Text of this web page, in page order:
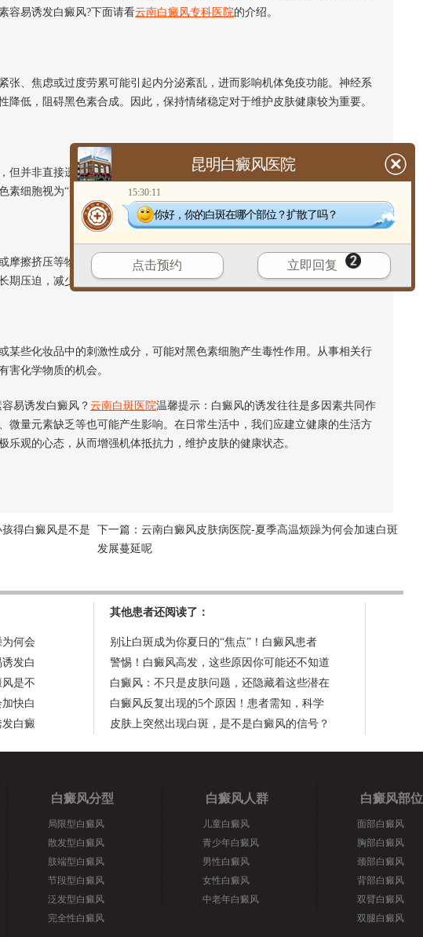
容易诱发白癜风?下面请看云南白癜风专科医院的介绍。
、焦虑或过度劳累可能引起内分泌紊乱，进而影响机体免疫功能。神经系
降低，阻碍黑色素合成。因此，保持情绪稳定对于维护皮肤健康较为重要。
并非直接遗传。自身免疫系统异常攻击黑色素细胞是发病的关键环节。当
素细胞视为“外来物”进行排斥，从而导致皮肤色素脱失。
擦挤压等物理损伤，可能诱发同形反应，导致受损部位出现白斑。日常中
期压迫，减少物理刺激对黑色素细胞的损害。
些化妆品中的刺激性成分，可能对黑色素细胞产生毒性作用。从事相关行
害化学物质的机会。
易诱发白癜风？ 云南白斑医院温馨提示：白癜风的诱发往往是多因素共同作
微量元素缺乏等也可能产生影响。在日常生活中，我们应建立健康的生活方
乐观的心态，从而增强机体抵抗力，维护皮肤的健康状态。
得白癜风是不是
下一篇： 云南白癜风皮肤病医院-夏季高温烦躁为何会加速白斑
发展蔓延呢
何会
发白
是不
快白
白癜
其他患者还阅读了：
别让白斑成为你夏日的“焦点”！白癜风患者
警惕！白癜风高发，这些原因你可能还不知道
白癜风：不只是皮肤问题，还隐藏着这些潜在
白癜风反复出现的5个原因！患者需知，科学
皮肤上突然出现白斑，是不是白癜风的信号？
白癜风分型
局限型白癜风
散发型白癜风
肢端型白癜风
节段型白癜风
泛发型白癜风
完全性白癜风
白癜风人群
儿童白癜风
青少年白癜风
男性白癜风
女性白癜风
中老年白癜风
白癜风部位
面部白癜风
胸部白癜风
颈部白癜风
背部白癜风
双臂白癜风
双腿白癜风
昆明白癜风医院
15:30:11
你好，你的白斑在哪个部位？扩散了吗？
点击预约 立即回复